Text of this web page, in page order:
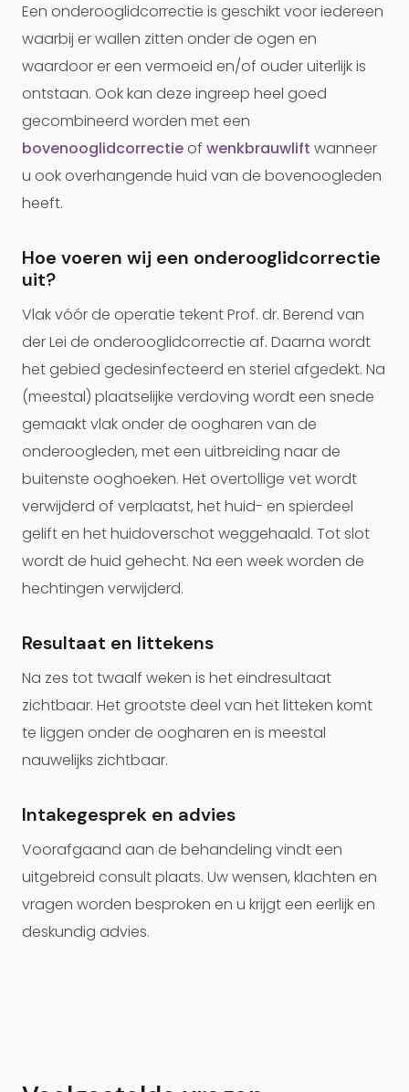
Een onderooglidcorrectie is geschikt voor iedereen
waarbij er wallen zitten onder de ogen en
waardoor er een vermoeid en/of ouder uiterlijk is
ontstaan. Ook kan deze ingreep heel goed
gecombineerd worden met een
bovenooglidcorrectieof wenkbrauwlift wanneer
u ook overhangende huid van de bovenoogleden
heeft.
Hoe voeren wij een onderooglidcorrectie
uit?
Vlak vóór de operatie tekent Prof. dr. Berend van
der Lei de onderooglidcorrectie af. Daarna wordt
het gebied gedesinfecteerd en steriel afgedekt. Na
(meestal) plaatselijke verdoving wordt een snede
gemaakt vlak onder de oogharen van de
onderoogleden, met een uitbreiding naar de
buitenste ooghoeken. Het overtollige vet wordt
verwijderd of verplaatst, het huid- en spierdeel
gelift en het huidoverschot weggehaald. Tot slot
wordt de huid gehecht. Na een week worden de
hechtingen verwijderd.
Resultaat en littekens
Na zes tot twaalf weken is het eindresultaat
zichtbaar. Het grootste deel van het litteken komt
te liggen onder de oogharen en is meestal
nauwelijks zichtbaar.
Intakegesprek en advies
Voorafgaand aan de behandeling vindt een
uitgebreid consult plaats. Uw wensen, klachten en
vragen worden besproken en u krijgt een eerlijk en
deskundig advies.